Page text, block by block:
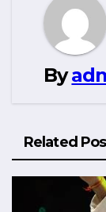
By
Related